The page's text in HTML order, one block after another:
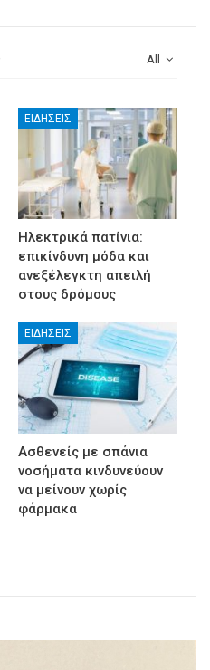
All
ΕΙΔΉΣΕΙΣ
Ηλεκτρικά πατίνια:
επικίνδυνη μόδα και
ανεξέλεγκτη απειλή
στους δρόμους
ΕΙΔΉΣΕΙΣ
Ασθενείς με σπάνια
νοσήματα κινδυνεύουν
να μείνουν χωρίς
φάρμακα